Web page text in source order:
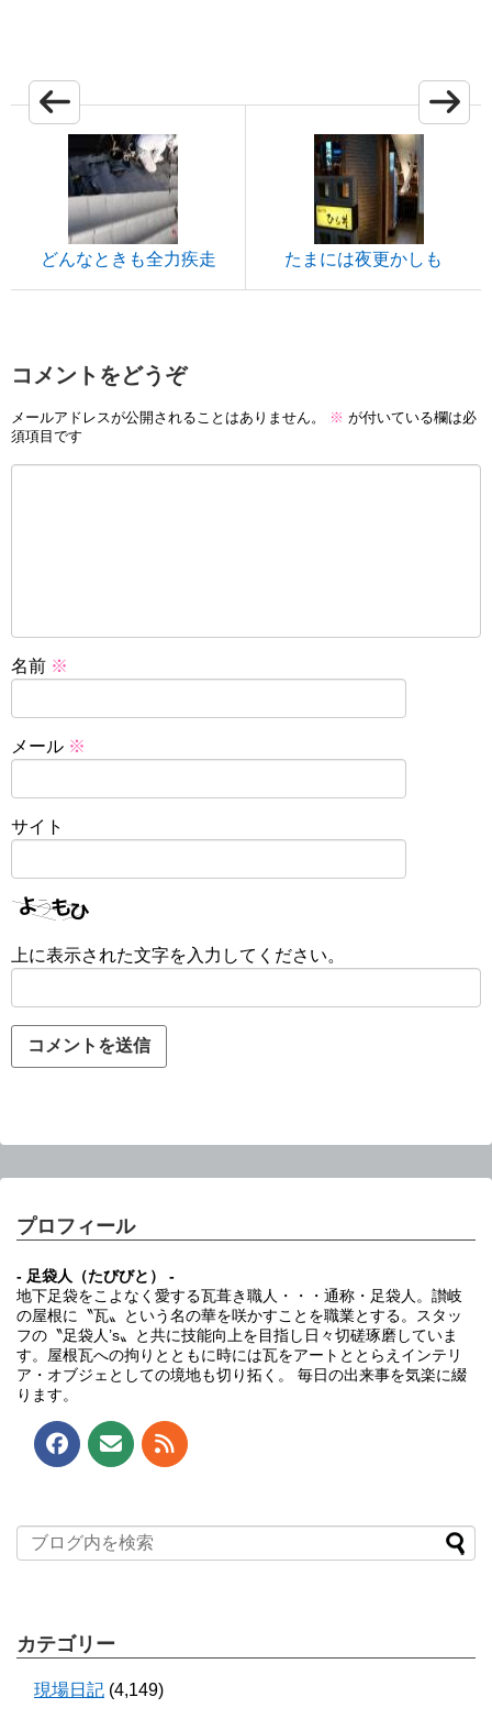
どんなときも全力疾走 たまには夜更かしも
コメントをどうぞ
メールアドレスが公開されることはありません。 ※ が付いている欄は必
須項目です
名前 ※
メール ※
サイト
上に表示された文字を入力してください。
プロフィール
- 足袋人（たびびと） -
地下足袋をこよなく愛する瓦葺き職人・・・通称・足袋人。讃岐
の屋根に〝瓦〟という名の華を咲かすことを職業とする。スタッ
フの〝足袋人’s〟と共に技能向上を目指し日々切磋琢磨していま
す。屋根瓦への拘りとともに時には瓦をアートととらえインテリ
ア・オブジェとしての境地も切り拓く。 毎日の出来事を気楽に綴
ります。
カテゴリー
現場日記 (4,149)